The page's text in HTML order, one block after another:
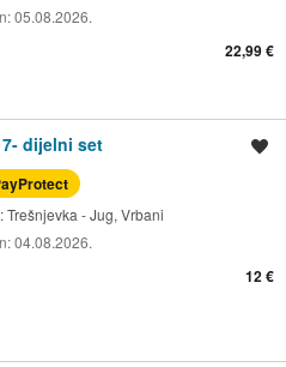
05.08.2026.
22,99 €
dijelni set
Trešnjevka - Jug, Vrbani
04.08.2026.
12 €